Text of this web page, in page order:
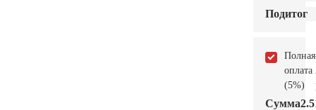
Подитог
Полная
оплата
(5%)
Сумма